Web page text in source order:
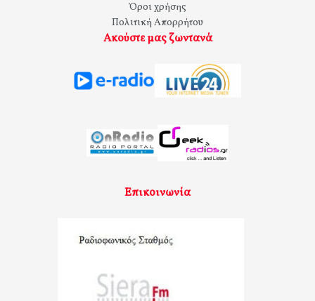
Όροι χρήσης
Πολιτική Απορρήτου
Ακούστε μας ζωντανά
Επικοινωνία